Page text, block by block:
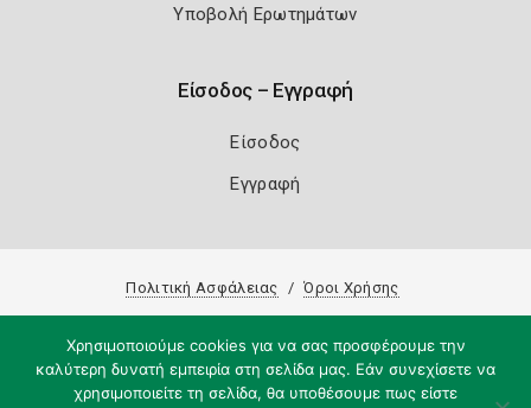
Υποβολή Ερωτημάτων
Είσοδος – Εγγραφή
Είσοδος
Εγγραφή
Πολιτική Ασφάλειας Όροι Χρήσης
Χρησιμοποιούμε cookies για να σας προσφέρουμε την
καλύτερη δυνατή εμπειρία στη σελίδα μας. Εάν συνεχίσετε να
χρησιμοποιείτε τη σελίδα, θα υποθέσουμε πως είστε